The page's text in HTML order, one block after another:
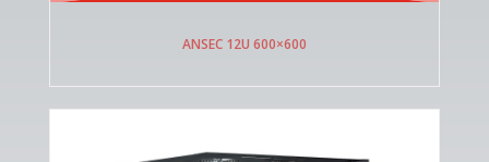
ANSEC 12U 600×600